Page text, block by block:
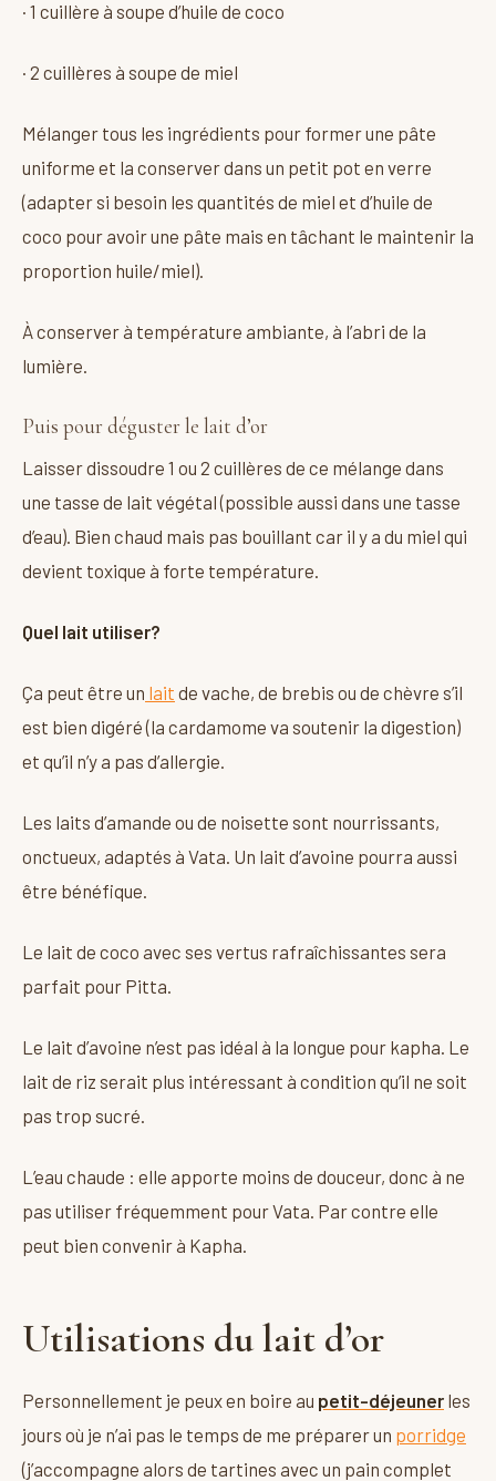
· 1 cuillère à soupe d’huile de coco
· 2 cuillères à soupe de miel
Mélanger tous les ingrédients pour former une pâte
uniforme et la conserver dans un petit pot en verre
(adapter si besoin les quantités de miel et d’huile de
coco pour avoir une pâte mais en tâchant le maintenir la
proportion huile/miel).
À conserver à température ambiante, à l’abri de la
lumière.
Puis pour déguster le lait d’or
Laisser dissoudre 1 ou 2 cuillères de ce mélange dans
une tasse de lait végétal (possible aussi dans une tasse
d’eau). Bien chaud mais pas bouillant car il y a du miel qui
devient toxique à forte température.
Quel lait utiliser?
Ça peut être un lait de vache, de brebis ou de chèvre s’il
est bien digéré (la cardamome va soutenir la digestion)
et qu’il n’y a pas d’allergie.
Les laits d’amande ou de noisette sont nourrissants,
onctueux, adaptés à Vata. Un lait d’avoine pourra aussi
être bénéfique.
Le lait de coco avec ses vertus rafraîchissantes sera
parfait pour Pitta.
Le lait d’avoine n’est pas idéal à la longue pour kapha. Le
lait de riz serait plus intéressant à condition qu’il ne soit
pas trop sucré.
L’eau chaude : elle apporte moins de douceur, donc à ne
pas utiliser fréquemment pour Vata. Par contre elle
peut bien convenir à Kapha.
Utilisations du lait d’or
Personnellement je peux en boire au petit-déjeuner les
jours où je n’ai pas le temps de me préparer un porridge
(j’accompagne alors de tartines avec un pain complet